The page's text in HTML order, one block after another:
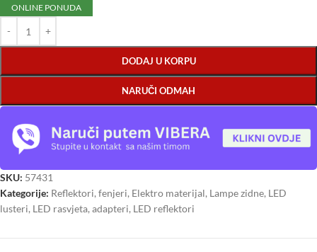
ONLINE PONUDA
DODAJ U KORPU
NARUČI ODMAH
SKU: 57431
Kategorije: Reflektori, fenjeri, Elektro materijal, Lampe zidne, LED
lusteri, LED rasvjeta, adapteri, LED reflektori